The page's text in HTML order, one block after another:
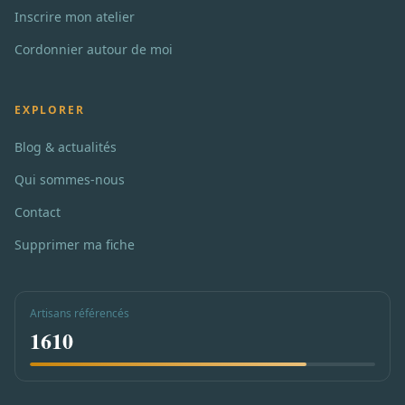
Inscrire mon atelier
Cordonnier autour de moi
EXPLORER
Blog & actualités
Qui sommes-nous
Contact
Supprimer ma fiche
Artisans référencés
1610